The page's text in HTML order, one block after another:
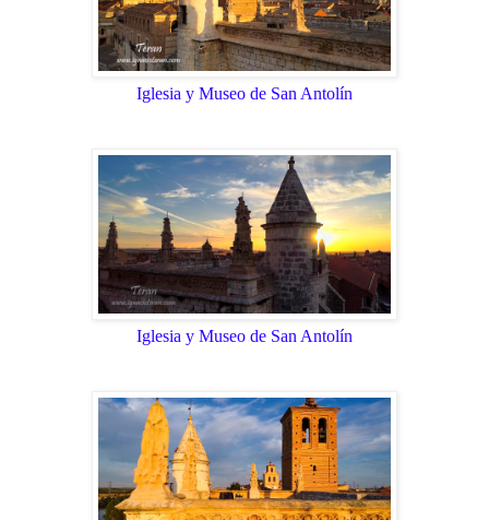
Iglesia y Museo de San Antolín
Iglesia y Museo de San Antolín